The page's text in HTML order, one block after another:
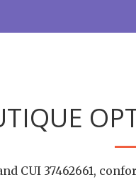
CUI 37462661,